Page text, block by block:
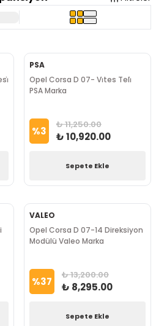
PSA
Opel Corsa D 07- Vi̇tes Teli̇
PSA Marka
%3 ₺ 11,250.00
₺ 10,920.00
Sepete Ekle
VALEO
Opel Corsa D 07-14 Direksiyon
Modülü Valeo Marka
%37 ₺ 13,200.00
₺ 8,295.00
Sepete Ekle